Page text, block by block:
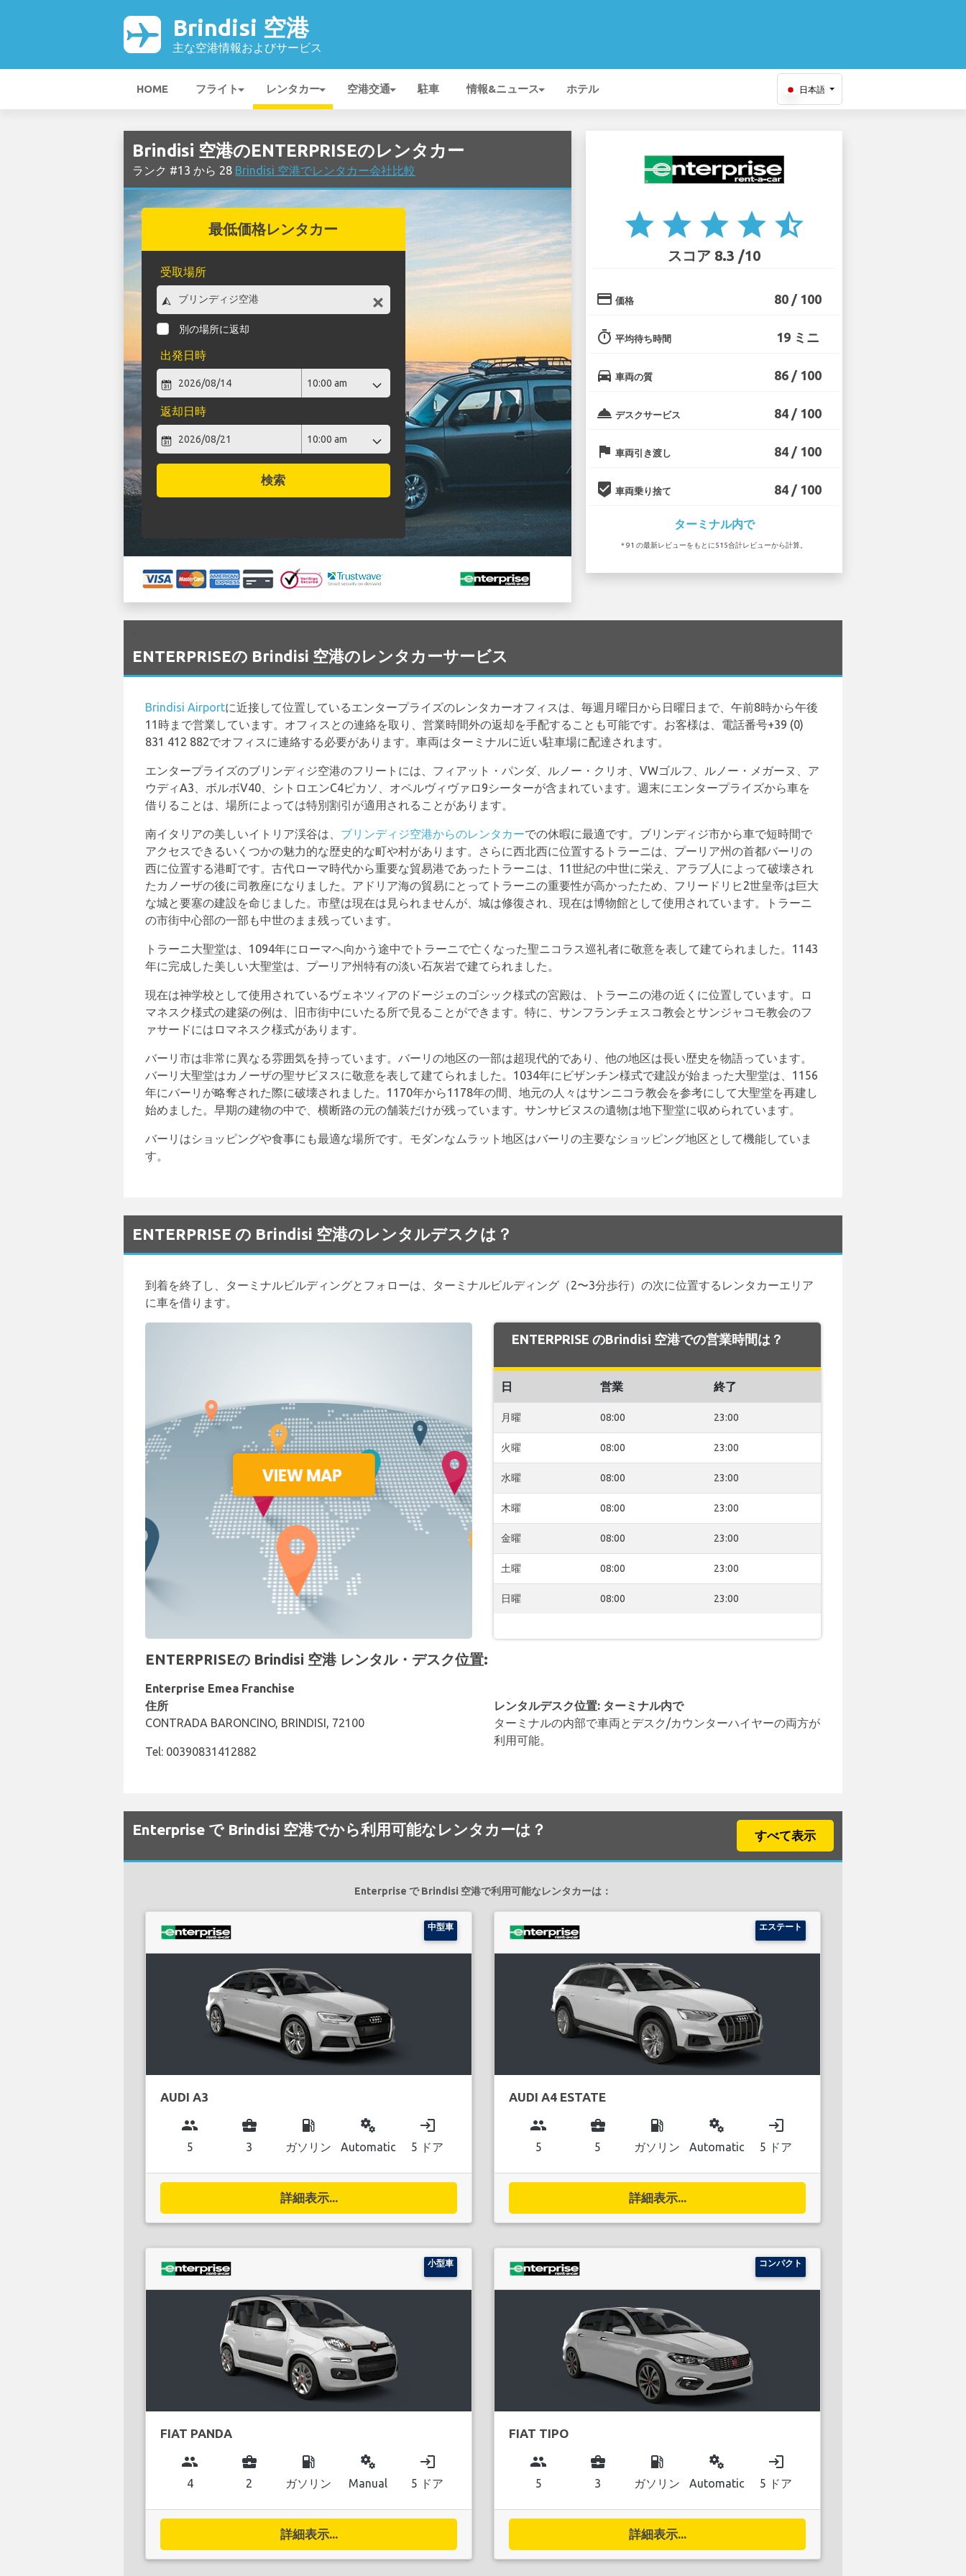
Brindisi 空港
主な空港情報およびサービス
HOME フライト レンタカー 空港交通 駐車 情報&ニュース ホテル 日本語
Brindisi 空港のENTERPRISEのレンタカー
ランク #13 から 28 Brindisi 空港でレンタカー会社比較
最低価格レンタカー
受取場所
別の場所に返却
出発日時
返却日時
検索
star star star star star_half
スコア 8.3 /10
credit_card 価格 80 / 100
timer 平均待ち時間 19 ミニ
directions_car 車両の質 86 / 100
room_service デスクサービス 84 / 100
flag 車両引き渡し 84 / 100
beenhere 車両乗り捨て 84 / 100
ターミナル内で
* 91 の最新レビューをもとに515合計レビューから計算。
ENTERPRISEの Brindisi 空港のレンタカーサービス
Brindisi Airportに近接して位置しているエンタープライズのレンタカーオフィスは、毎週月曜日から日曜日まで、午前8時から午後
11時まで営業しています。オフィスとの連絡を取り、営業時間外の返却を手配することも可能です。お客様は、電話番号+39 (0)
831 412 882でオフィスに連絡する必要があります。車両はターミナルに近い駐車場に配達されます。
エンタープライズのブリンディジ空港のフリートには、フィアット・パンダ、ルノー・クリオ、VWゴルフ、ルノー・メガーヌ、ア
ウディA3、ボルボV40、シトロエンC4ピカソ、オペルヴィヴァロ9シーターが含まれています。週末にエンタープライズから車を
借りることは、場所によっては特別割引が適用されることがあります。
南イタリアの美しいイトリア渓谷は、 ブリンディジ空港からのレンタカーでの休暇に最適です。ブリンディジ市から車で短時間で
アクセスできるいくつかの魅力的な歴史的な町や村があります。さらに西北西に位置するトラーニは、プーリア州の首都バーリの
西に位置する港町です。古代ローマ時代から重要な貿易港であったトラーニは、11世紀の中世に栄え、アラブ人によって破壊され
たカノーザの後に司教座になりました。アドリア海の貿易にとってトラーニの重要性が高かったため、フリードリヒ2世皇帝は巨大
な城と要塞の建設を命じました。市壁は現在は見られませんが、城は修復され、現在は博物館として使用されています。トラーニ
の市街中心部の一部も中世のまま残っています。
トラーニ大聖堂は、1094年にローマへ向かう途中でトラーニで亡くなった聖ニコラス巡礼者に敬意を表して建てられました。1143
年に完成した美しい大聖堂は、プーリア州特有の淡い石灰岩で建てられました。
現在は神学校として使用されているヴェネツィアのドージェのゴシック様式の宮殿は、トラーニの港の近くに位置しています。ロ
マネスク様式の建築の例は、旧市街中にいたる所で見ることができます。特に、サンフランチェスコ教会とサンジャコモ教会のフ
ァサードにはロマネスク様式があります。
バーリ市は非常に異なる雰囲気を持っています。バーリの地区の一部は超現代的であり、他の地区は長い歴史を物語っています。
バーリ大聖堂はカノーザの聖サビヌスに敬意を表して建てられました。1034年にビザンチン様式で建設が始まった大聖堂は、1156
年にバーリが略奪された際に破壊されました。1170年から1178年の間、地元の人々はサンニコラ教会を参考にして大聖堂を再建し
始めました。早期の建物の中で、横断路の元の舗装だけが残っています。サンサビヌスの遺物は地下聖堂に収められています。
バーリはショッピングや食事にも最適な場所です。モダンなムラット地区はバーリの主要なショッピング地区として機能していま
す。
ENTERPRISE の Brindisi 空港のレンタルデスクは？
到着を終了し、ターミナルビルディングとフォローは、ターミナルビルディング（2〜3分歩行）の次に位置するレンタカーエリア
に車を借ります。
ENTERPRISE のBrindisi 空港での営業時間は？
日 営業 終了
月曜 08:00 23:00
火曜 08:00 23:00
水曜 08:00 23:00
木曜 08:00 23:00
金曜 08:00 23:00
土曜 08:00 23:00
日曜 08:00 23:00
ENTERPRISEの Brindisi 空港 レンタル・デスク位置:
Enterprise Emea Franchise
住所
CONTRADA BARONCINO, BRINDISI, 72100
Tel: 00390831412882
レンタルデスク位置: ターミナル内で
ターミナルの内部で車両とデスク/カウンターハイヤーの両方が
利用可能。
Enterprise で Brindisi 空港でから利用可能なレンタカーは？ すべて表示
Enterprise で Brindisi 空港で利用可能なレンタカーは：
中型車
AUDI A3
group
5
business_center
3
local_gas_station
ガソリン
miscellaneous_services
Automatic
login
5 ドア
詳細表示...
エステート
AUDI A4 ESTATE
group
5
business_center
5
local_gas_station
ガソリン
miscellaneous_services
Automatic
login
5 ドア
詳細表示...
小型車
FIAT PANDA
group
4
business_center
2
local_gas_station
ガソリン
miscellaneous_services
Manual
login
5 ドア
詳細表示...
コンパクト
FIAT TIPO
group
5
business_center
3
local_gas_station
ガソリン
miscellaneous_services
Automatic
login
5 ドア
詳細表示...